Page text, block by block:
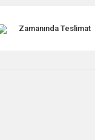
Zamanında Teslimat